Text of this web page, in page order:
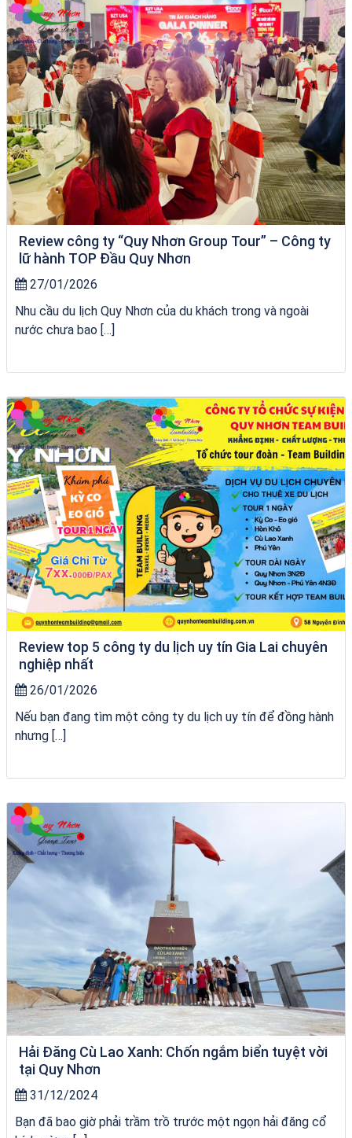
Review công ty “Quy Nhơn Group Tour” – Công ty
lữ hành TOP Đầu Quy Nhơn
27/01/2026
Nhu cầu du lịch Quy Nhơn của du khách trong và ngoài
nước chưa bao […]
Tour Gia Lai Quy Nhơn
Review top 5 công ty du lịch uy tín Gia Lai chuyên
nghiệp nhất
26/01/2026
Nếu bạn đang tìm một công ty du lịch uy tín để đồng hành
nhưng […]
Hải Đăng Cù Lao Xanh: Chốn ngắm biển tuyệt vời
tại Quy Nhơn
31/12/2024
Bạn đã bao giờ phải trầm trồ trước một ngọn hải đăng cổ